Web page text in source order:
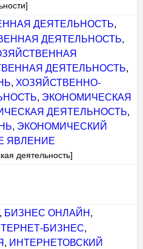
ДЕЯТЕЛЬНОСТЬ,
ДЕЯТЕЛЬНОСТЬ,
ДЕЯТЕЛЬНОСТЬ,
, ХОЗЯЙСТВЕННО-
, ЭКОНОМИЧЕСКАЯ
ДЕЯТЕЛЬНОСТЬ,
, ЭКОНОМИЧЕСКИЙ
ЯВЛЕНИЕ
деятельность]
БИЗНЕС ОНЛАЙН ,
БИЗНЕС,
, ИНТЕРНЕТОВСКИЙ